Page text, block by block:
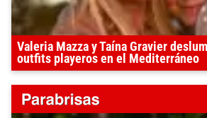
Valeria Mazza y Taína Gravier
outfits playeros en el Mediterráneo